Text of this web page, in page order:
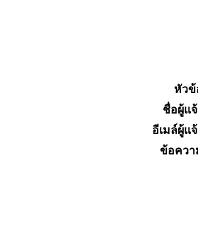
หัวข้
ชื่อผู้แ
อีเมล์ผู้แ
ข้อควา